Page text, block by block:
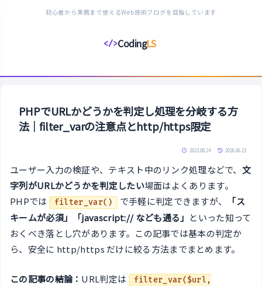
初心者から実務まで使えるWeb技術ブログを目指しています
</>CodingLS
コ
デ
ン
グ
フ
ス
タ
イ
ル
PHPでURLかどうかを判定し処理を分岐する方
法｜filter_varの注意点とhttp/https限定
2023.08.24 2026.06.23
ユーザー入力の検証や、テキスト中のリンク処理などで、 文
字列がURLかどうかを判定したい場面はよくあります。
PHPでは
filter_var() で手軽に判定できますが、
「ス
キームが必須」「javascript:// なども通る」 といった知って
おくべき落とし穴があります。この記事では基本の判定か
ら、安全に http/https だけに絞る方法までまとめます。
この記事の結論： URL判定は
filter_var($url,